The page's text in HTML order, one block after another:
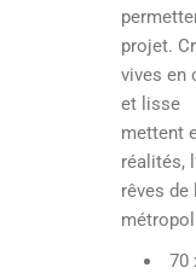
projet.
vives en
et lisse
mettent
réalités,
rêves
70